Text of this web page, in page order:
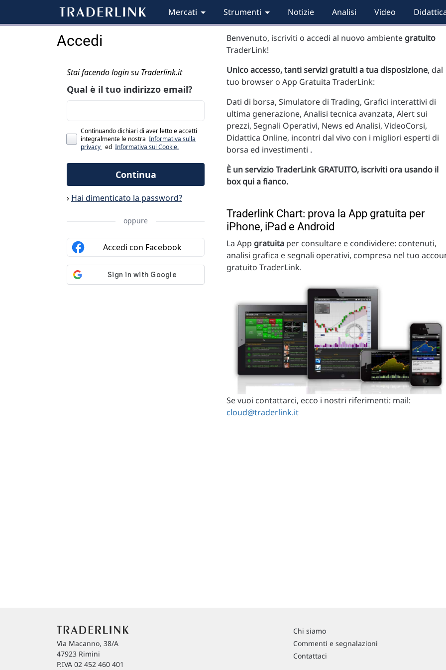
Mercati Strumenti Notizie Analisi Video
Accedi Benvenuto, iscriviti o accedi al nuovo ambiente gratuito
TraderLink!
Unico accesso, tanti servizi gratuiti a tua disposizione, dal
tuo browser o App Gratuita TraderLink:
Dati di borsa, Simulatore di Trading, Grafici interattivi di
ultima generazione, Analisi tecnica avanzata, Alert sui
prezzi, Segnali Operativi, News ed Analisi, VideoCorsi,
Didattica Online, incontri dal vivo con i migliori esperti di
borsa ed investimenti .
È un servizio TraderLink GRATUITO, iscriviti ora usando il
box qui a fianco.
Traderlink Chart: prova la App gratuita per
iPhone, iPad e Android
La App gratuita per consultare e condividere: contenuti,
analisi grafica e segnali operativi, compresa nel tuo
gratuito TraderLink.
Se vuoi contattarci, ecco i nostri riferimenti: mail:
cloud@traderlink.it
Via Macanno, 38/A
47923 Rimini
P.IVA 02 452 460 401
Chi siamo
Commenti e segnalazioni
Contattaci